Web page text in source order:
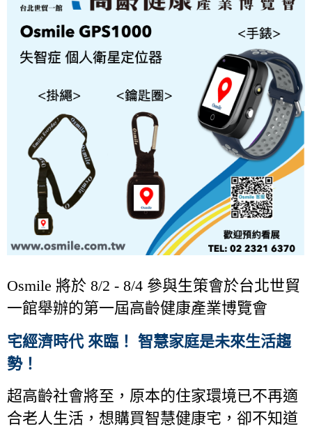
Osmile 將於 8/2 - 8/4 參與生策會於台北世貿
一館舉辦的第一屆高齡健康產業博覽會
宅經濟時代 來臨！ 智慧家庭是未來生活趨
勢！
超高齡社會將至，原本的住家環境已不再適
合老人生活，想購買智慧健康宅，卻不知道